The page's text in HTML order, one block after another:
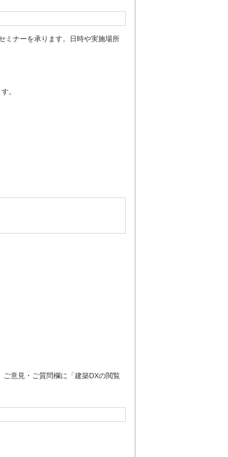
ミナーを承ります。日時や実施場所
。
ご意見・ご質問欄に「建築DXの閲覧